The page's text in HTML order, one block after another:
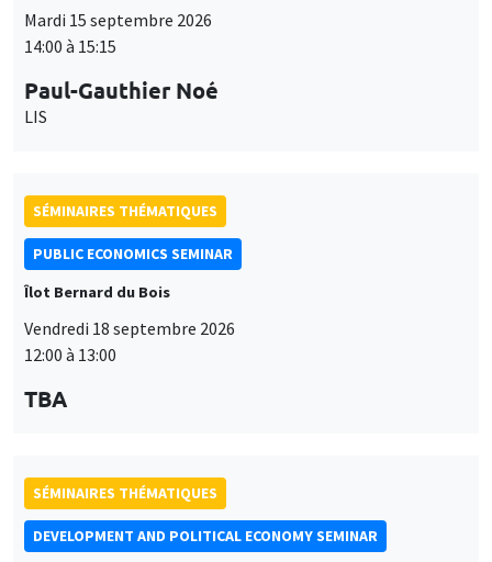
Mardi 15 septembre 2026
14:00 à 15:15
Paul-Gauthier Noé
LIS
SÉMINAIRES THÉMATIQUES
PUBLIC ECONOMICS SEMINAR
Îlot Bernard du Bois
Vendredi 18 septembre 2026
12:00 à 13:00
TBA
SÉMINAIRES THÉMATIQUES
DEVELOPMENT AND POLITICAL ECONOMY SEMINAR